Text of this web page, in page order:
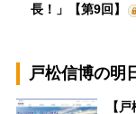
長！」【第9回】
戸松信博の明
【